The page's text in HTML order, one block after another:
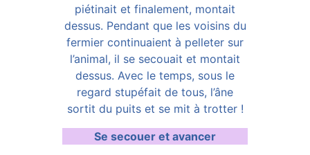
piétinait et finalement, montait
dessus. Pendant que les voisins du
fermier continuaient à pelleter sur
l’animal, il se secouait et montait
dessus. Avec le temps, sous le
regard stupéfait de tous, l’âne
sortit du puits et se mit à trotter !
Se secouer et avancer